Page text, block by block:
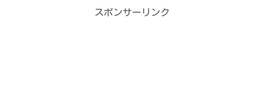
スポンサーリンク